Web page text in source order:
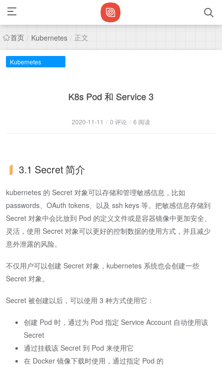
首页 / Kubernetes / 正文
Kubernetes
K8s Pod 和 Service 3
2020-11-11 / 0 评论 / 6 阅读
3.1 Secret 简介
kubernetes 的 Secret 对象可以存储和管理敏感信息，比如
passwords、OAuth tokens、以及 ssh keys 等。把敏感信息存储到
Secret 对象中会比放到 Pod 的定义文件或是容器镜像中更加安全、
灵活，使用 Secret 对象可以更好的控制数据的使用方式，并且减少
意外泄露的风险。
不仅用户可以创建 Secret 对象，kubernetes 系统也会创建一些
Secret 对象。
Secret 被创建以后，可以使用 3 种方式使用它：
创建 Pod 时，通过为 Pod 指定 Service Account 自动使用该
Secret
通过挂载该 Secret 到 Pod 来使用它
在 Docker 镜像下载时使用，通过指定 Pod 的